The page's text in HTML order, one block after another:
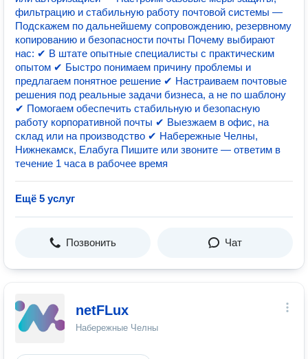
фильтрацию и стабильную работу почтовой системы —
Подскажем по дальнейшему сопровождению, резервному
копированию и безопасности почты Почему выбирают
нас: ✔ В штате опытные специалисты с практическим
опытом ✔ Быстро понимаем причину проблемы и
предлагаем понятное решение ✔ Настраиваем почтовые
решения под реальные задачи бизнеса, а не по шаблону
✔ Помогаем обеспечить стабильную и безопасную
работу корпоративной почты ✔ Выезжаем в офис, на
склад или на производство ✔ Набережные Челны,
Нижнекамск, Елабуга Пишите или звоните — ответим в
течение 1 часа в рабочее время
Ещё 5 услуг
Позвонить Чат
netFLux
Набережные Челны